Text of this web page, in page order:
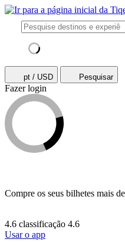
pt / USD Pesquisar
Fazer login
Compre os seus bilhetes mais
4.6 classificação 4.6
Usar o app